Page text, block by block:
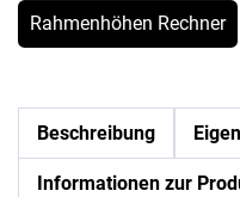
Rahmenhöhen Rechner
Beschreibung
Informationen zur